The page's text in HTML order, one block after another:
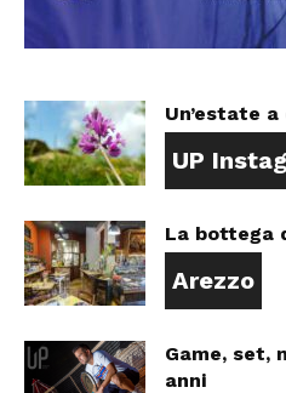
Un’estate
UP
La bottega
Arezzo
Game, set,
anni